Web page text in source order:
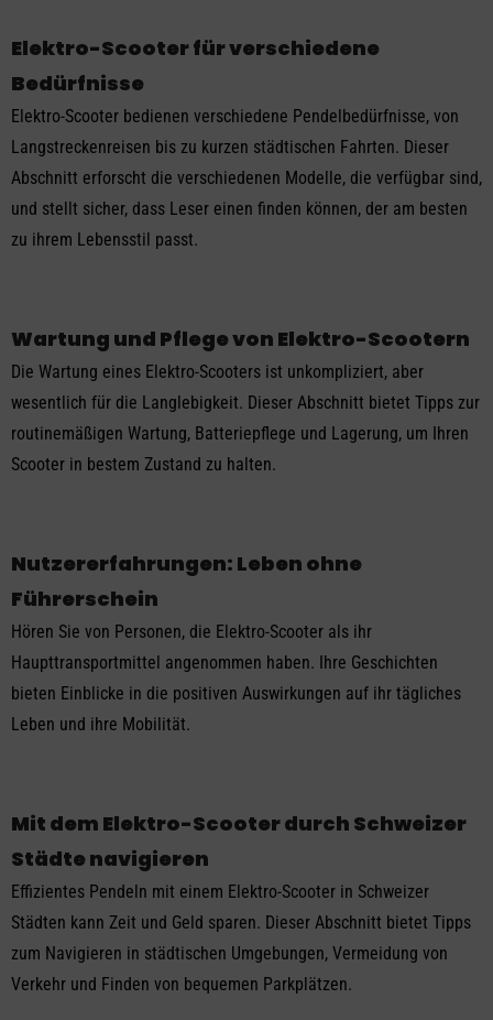
Elektro-Scooter für verschiedene
Bedürfnisse
Elektro-Scooter bedienen verschiedene Pendelbedürfnisse, von
Langstreckenreisen bis zu kurzen städtischen Fahrten. Dieser
Abschnitt erforscht die verschiedenen Modelle, die verfügbar sind,
und stellt sicher, dass Leser einen finden können, der am besten
zu ihrem Lebensstil passt.
Wartung und Pflege von Elektro-Scootern
Die Wartung eines Elektro-Scooters ist unkompliziert, aber
wesentlich für die Langlebigkeit. Dieser Abschnitt bietet Tipps zur
routinemäßigen Wartung, Batteriepflege und Lagerung, um Ihren
Scooter in bestem Zustand zu halten.
Nutzererfahrungen: Leben ohne
Führerschein
Hören Sie von Personen, die Elektro-Scooter als ihr
Haupttransportmittel angenommen haben. Ihre Geschichten
bieten Einblicke in die positiven Auswirkungen auf ihr tägliches
Leben und ihre Mobilität.
Mit dem Elektro-Scooter durch Schweizer
Städte navigieren
Effizientes Pendeln mit einem Elektro-Scooter in Schweizer
Städten kann Zeit und Geld sparen. Dieser Abschnitt bietet Tipps
zum Navigieren in städtischen Umgebungen, Vermeidung von
Verkehr und Finden von bequemen Parkplätzen.